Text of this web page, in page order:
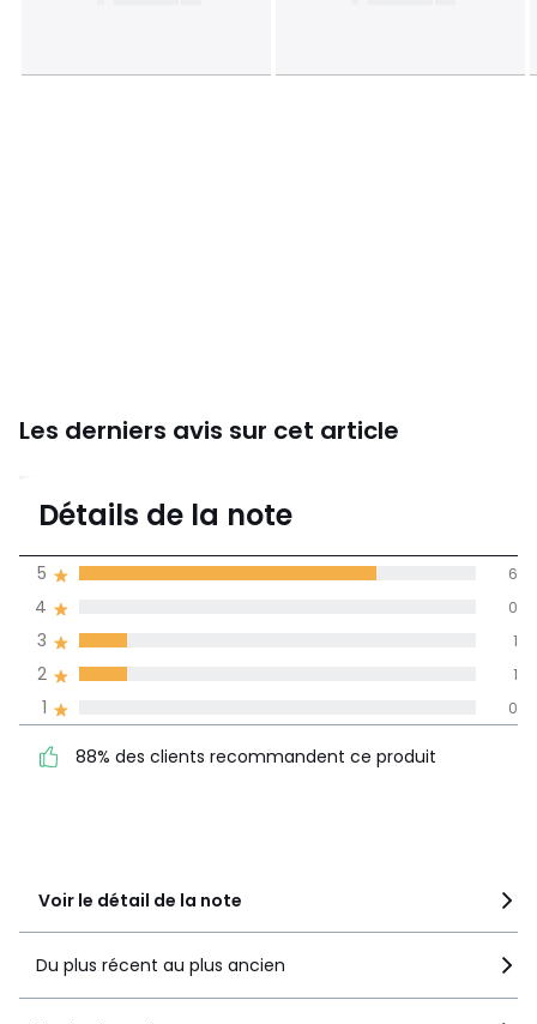
Caractéristiques environnementales de l’emballage
Les derniers avis sur cet article
4,4
moyenne des avis
dans toutes les
4 0
5
Voir le détail de la note
Détails de la note
1 0
2 1
3 1
4 0
5 6
88% des clients recommandent ce produit
Du plus récent au plus ancien